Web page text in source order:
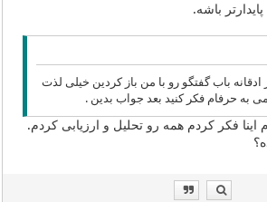
باشه.
ادقانه باب گفتگو رو با من باز کردین خیلی لذت
به حرفام فکر کنید بعد جواب بدین .
اینا فکر کردم همه رو تحلیل و ارزیابی کردم.